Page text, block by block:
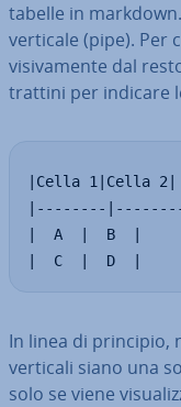
tabelle in
verticale (pipe). Per
vi­si­va­men­te dal
trattini per indicare
|Cella 1|Cella 2|
|--------
|  A  |  B  |
|  C  |  D  |
In linea di principio,
verticali siano una
solo se viene